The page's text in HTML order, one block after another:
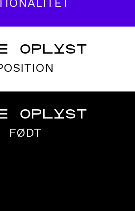
OPLYST
OPLYST
FØDT